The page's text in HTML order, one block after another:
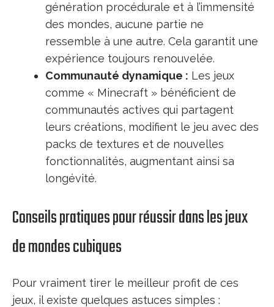
génération procédurale et à l’immensité
des mondes, aucune partie ne
ressemble à une autre. Cela garantit une
expérience toujours renouvelée.
Communauté dynamique : Les jeux
comme « Minecraft » bénéficient de
communautés actives qui partagent
leurs créations, modifient le jeu avec des
packs de textures et de nouvelles
fonctionnalités, augmentant ainsi sa
longévité.
Conseils pratiques pour réussir dans les jeux
de mondes cubiques
Pour vraiment tirer le meilleur profit de ces
jeux, il existe quelques astuces simples :